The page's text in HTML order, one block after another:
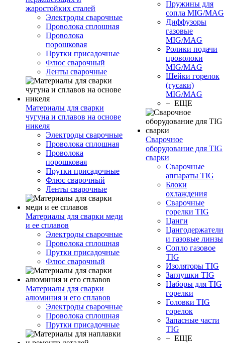
жаростойких сталей
Электроды сварочные
Проволока сплошная
Проволока
порошковая
Прутки присадочные
Флюс сварочный
Ленты сварочные
Материалы для сварки
чугуна и сплавов на основе
никеля
Электроды сварочные
Проволока сплошная
Проволока
порошковая
Прутки присадочные
Флюс сварочный
Ленты сварочные
Материалы для сварки меди
и ее сплавов
Электроды сварочные
Проволока сплошная
Прутки присадочные
Флюс сварочный
Материалы для сварки
алюминия и его сплавов
Электроды сварочные
Проволока сплошная
Прутки присадочные
Пружины для
сопла MIG/MAG
Диффузоры
газовые
MIG/MAG
Ролики подачи
проволоки
MIG/MAG
Шейки горелок
(гусаки)
MIG/MAG
+ ЕЩЕ
Сварочное
оборудование для TIG
сварки
Сварочные
аппараты TIG
Блоки
охлаждения
Сварочные
горелки TIG
Цанги
Цангодержатели
и газовые линзы
Сопло газовое
TIG
Изоляторы TIG
Заглушки TIG
Наборы для TIG
горелки
Головки TIG
горелок
Запасные части
TIG
+ ЕЩЕ